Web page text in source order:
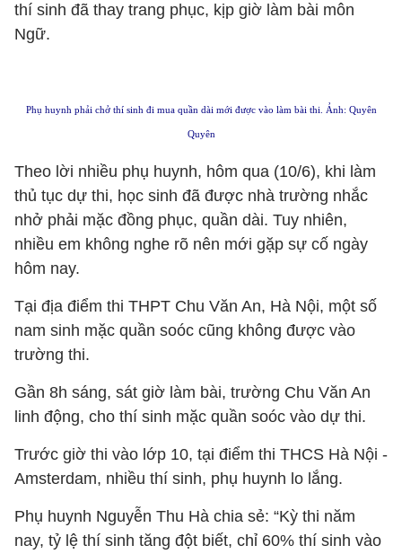
thí sinh đã thay trang phục, kịp giờ làm bài môn
Ngữ.
Phụ huynh phải chở thí sinh đi mua quần dài mới được vào làm bài thi. Ảnh: Quyên
Quyên
Theo lời nhiều phụ huynh, hôm qua (10/6), khi làm
thủ tục dự thi, học sinh đã được nhà trường nhắc
nhở phải mặc đồng phục, quần dài. Tuy nhiên,
nhiều em không nghe rõ nên mới gặp sự cố ngày
hôm nay.
Tại địa điểm thi THPT Chu Văn An, Hà Nội, một số
nam sinh mặc quần soóc cũng không được vào
trường thi.
Gần 8h sáng, sát giờ làm bài, trường Chu Văn An
linh động, cho thí sinh mặc quần soóc vào dự thi.
Trước giờ thi vào lớp 10, tại điểm thi THCS Hà Nội -
Amsterdam, nhiều thí sinh, phụ huynh lo lắng.
Phụ huynh Nguyễn Thu Hà chia sẻ: “Kỳ thi năm
nay, tỷ lệ thí sinh tăng đột biết, chỉ 60% thí sinh vào